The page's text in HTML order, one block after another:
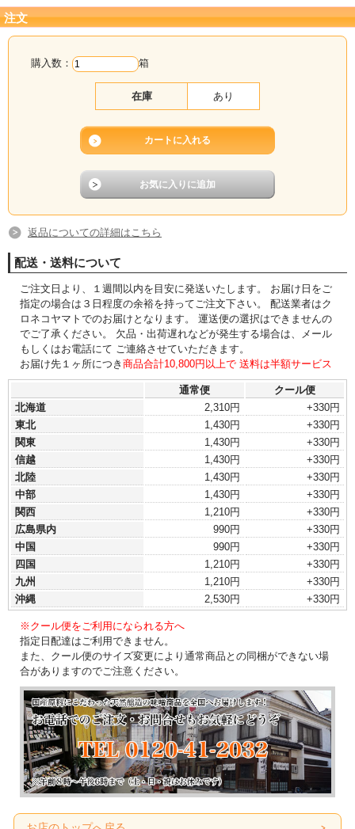
注文
購入数： 箱
在庫 あり
返品についての詳細はこちら
配送・送料について
ご注文日より、１週間以内を目安に発送いたします。 お届け日をご
指定の場合は３日程度の余裕を持ってご注文下さい。 配送業者はク
ロネコヤマトでのお届けとなります。 運送便の選択はできませんの
でご了承ください。 欠品・出荷遅れなどが発生する場合は、メール
もしくはお電話にて ご連絡させていただきます。
お届け先１ヶ所につき 商品合計10,800円以上で 送料は半額サービス
通常便
クール便
北海道
2,310円
+330円
東北
1,430円
+330円
関東
1,430円
+330円
信越
1,430円
+330円
北陸
1,430円
+330円
中部
1,430円
+330円
関西
1,210円
+330円
広島県内
990円
+330円
中国
990円
+330円
四国
1,210円
+330円
九州
1,210円
+330円
沖縄
2,530円 +330円
※クール便をご利用になられる方へ
指定日配達はご利用できません。
また、クール便のサイズ変更により通常商品との同梱ができない場
合がありますのでご注意ください。